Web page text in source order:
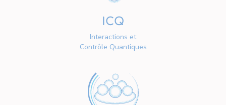
ICQ
Interactions et
Contrôle Quantiques